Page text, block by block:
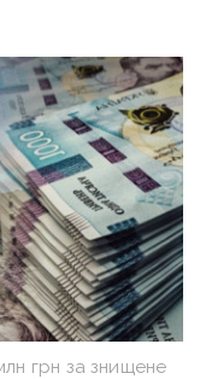
грн за знищене